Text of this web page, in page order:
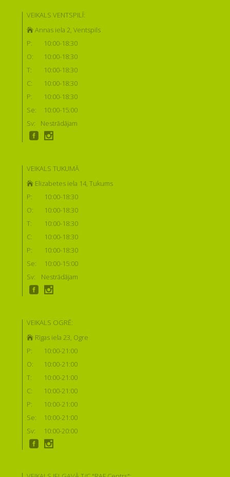
VEIKALS VENTSPILĪ:
Annas iela 2, Ventspils
P:
10:00-18:30
O:
10:00-18:30
T:
10:00-18:30
C:
10:00-18:30
P:
10:00-18:30
Se:
10:00-15:00
Sv:
Nestrādājam
VEIKALS TUKUMĀ
Elizabetes iela 14, Tukums
P:
10:00-18:30
O:
10:00-18:30
T:
10:00-18:30
C:
10:00-18:30
P:
10:00-18:30
Se:
10:00-15:00
Sv:
Nestrādājam
VEIKALS OGRĒ:
Rīgas iela 23, Ogre
P:
10:00-21:00
O:
10:00-21:00
T:
10:00-21:00
C:
10:00-21:00
P:
10:00-21:00
Se:
10:00-21:00
Sv:
10:00-20:00